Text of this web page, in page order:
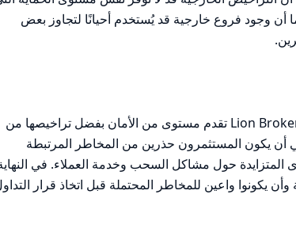
أن وجود فروع خارجية قد يُستخدم أحيانًا لتجاوز بعض
بناءً على التحليل السابق، يمكن القول إن Lion Brokers تقدم مستوى من الأمان بفضل تراخيصها من
أن يكون المستثمرون حذرين من المخاطر المرتبطة
حول مشاكل السحب وخدمة العملاء. في
يكونوا واعين للمخاطر المحتملة قبل اتخاذ قرار